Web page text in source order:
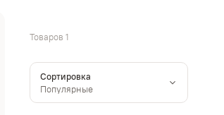
Товаров 1
Сортировка